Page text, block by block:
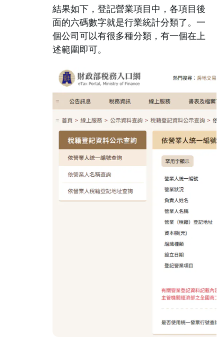
結果如下，登記營業項目中，各項目後
面的六碼數字就是行業統計分類了。一
個公司可以有很多種分類，有一個在上
述範圍即可。